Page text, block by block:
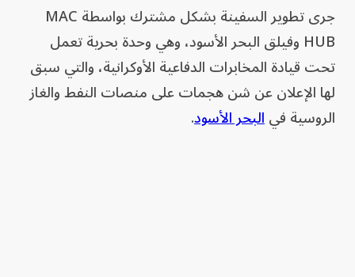
جرى تطوير السفينة بشكل مشترك بواسطة MAC
HUB وفيلق البحر الأسود، وهي وحدة بحرية تعمل
تحت قيادة المخابرات الدفاعية الأوكرانية، والتي سبق
لها الإعلان عن شن هجمات على منصات النفط والغاز
الروسية فيالبحر الأسود.